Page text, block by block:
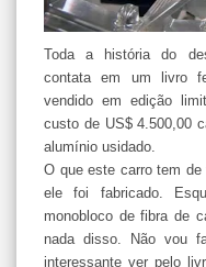
Toda a história do
contataem um livro
vendido em edição
custo de US$ 4.500,00
alumínio usidado.
O que este carro tem
ele foi fabricado.
monobloco de fibra de
nada disso. Não vou
interessante ver pelo